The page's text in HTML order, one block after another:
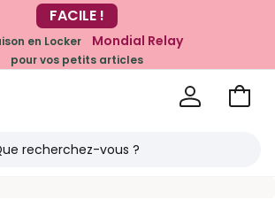
-20% dès 39€*
sur la mode
FACILE !
en Locker Mondial Relay
pour vos petits articles
Voir